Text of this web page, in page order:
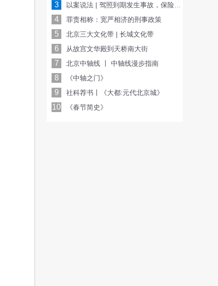
3 以案说法 | 驾照到期发生事故，保险公司会赔偿吗？
4 罪责相称：宽严相济的刑事政策
5 北京三大文化带 | 长城文化带
6 从故宫文华殿到天桥南大街
7 北京中轴线 丨 中轴线漫步指南
8 《中轴之门》
9 社科荐书丨《大都:元代北京城》
10 《春节简史》